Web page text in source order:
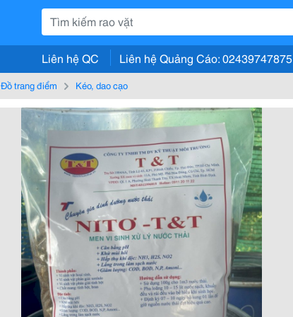
Liên hệ QC Liên hệ Quảng Cáo: 02439747875
Đồ trang điểm Kéo, dao cạo